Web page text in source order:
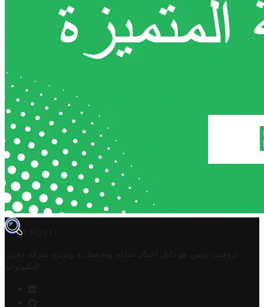
TROVIT
تروفيت تونس هو دليل أعمال تملكه وتحتفظ به وتديره
شركة مخزن
التكنولوجيا